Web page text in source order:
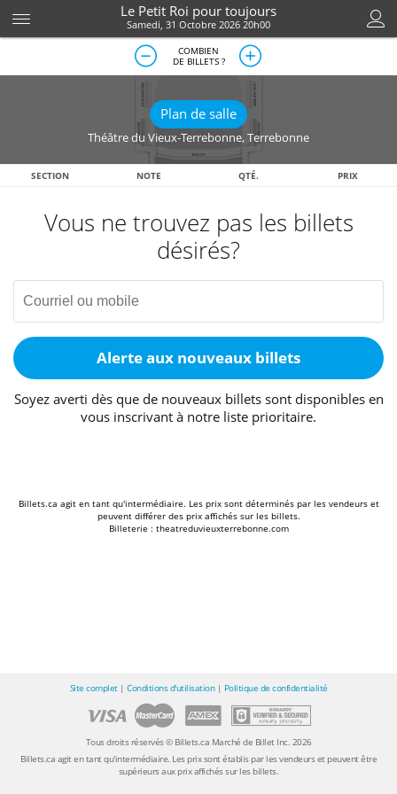
Le Petit Roi pour toujours
Samedi, 31 Octobre 2026 20h00
COMBIEN
DE BILLETS ?
Plan de salle
Théâtre du Vieux-Terrebonne,Terrebonne
SECTION NOTE QTÉ. PRIX
Vous ne trouvez pas les billets
désirés?
Alerte aux nouveaux billets
Soyez averti dès que de nouveaux billets sont disponibles en
vous inscrivant à notre liste prioritaire.
Billets.ca agit en tant qu'intermédiaire. Les prix sont déterminés par les vendeurs et
peuvent différer des prix affichés sur les billets.
Billeterie : theatreduvieuxterrebonne.com
Site complet| Conditions d'utilisation| Politique de confidentialité
Tous droits réservés © Billets.ca Marché de Billet Inc. 2026
Billets.ca agit en tant qu'intermédiaire. Les prix sont établis par les vendeurs et peuvent être
supérieurs aux prix affichés sur les billets.